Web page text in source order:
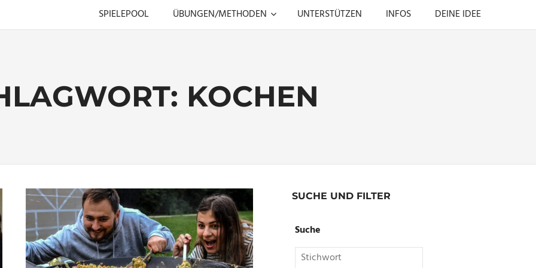
SPIELEPOOL ÜBUNGEN/METHODEN UNTERSTÜTZEN INFOS DEINE IDEE
KOCHEN
SUCHE UND FILTER
Suche